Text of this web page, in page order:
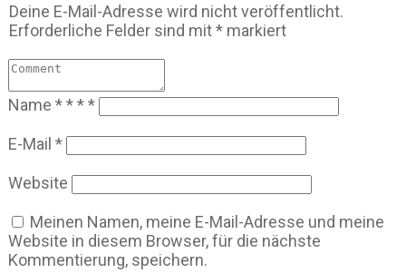
Deine E-Mail-Adresse wird nicht veröffentlicht.
Erforderliche Felder sind mit* markiert
Name ****
E-Mail *
Website
Meinen Namen, meine E-Mail-Adresse und meine
Website in diesem Browser, für die nächste
Kommentierung, speichern.